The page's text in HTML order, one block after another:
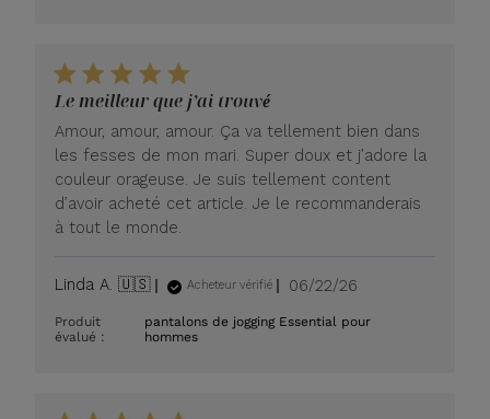
Le meilleur que j’ai trouvé
Amour, amour, amour. Ça va tellement bien dans
les fesses de mon mari. Super doux et j’adore la
couleur orageuse. Je suis tellement content
d’avoir acheté cet article. Je le recommanderais
à tout le monde.
Linda A. 🇺🇸 Acheteur vérifié
Date
publication
06/22/26
Produit
évalué :
pantalons de jogging Essential pour
hommes